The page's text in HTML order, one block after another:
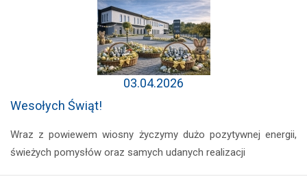
03.04.2026
Wesołych Świąt!
Wraz z powiewem wiosny życzymy dużo pozytywnej energii,
świeżych pomysłów oraz samych udanych realizacji